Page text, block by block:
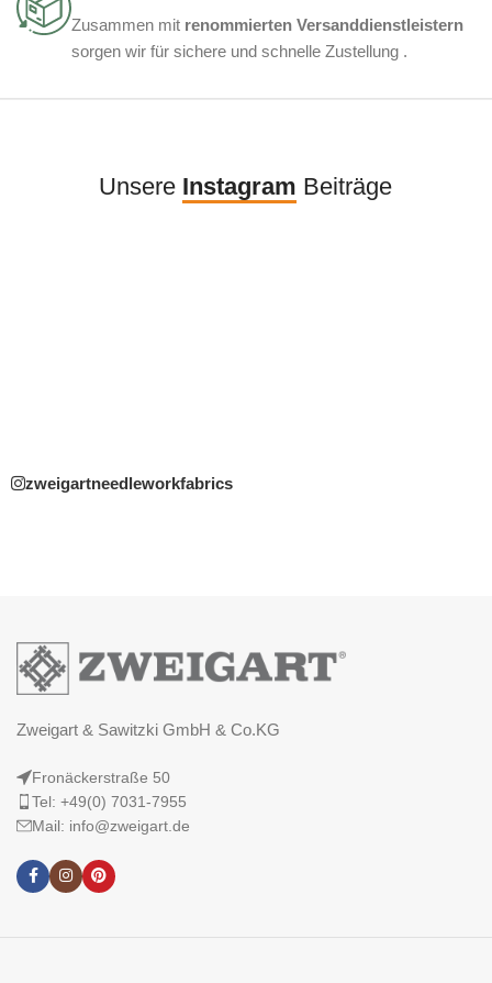
Zusammen mit renommierten Versanddienstleistern
sorgen wir für sichere und schnelle Zustellung .
Unsere Instagram Beiträge
zweigartneedleworkfabrics
Zweigart & Sawitzki GmbH & Co.KG
Fronäckerstraße 50
Tel: +49(0) 7031-7955
Mail: info@zweigart.de